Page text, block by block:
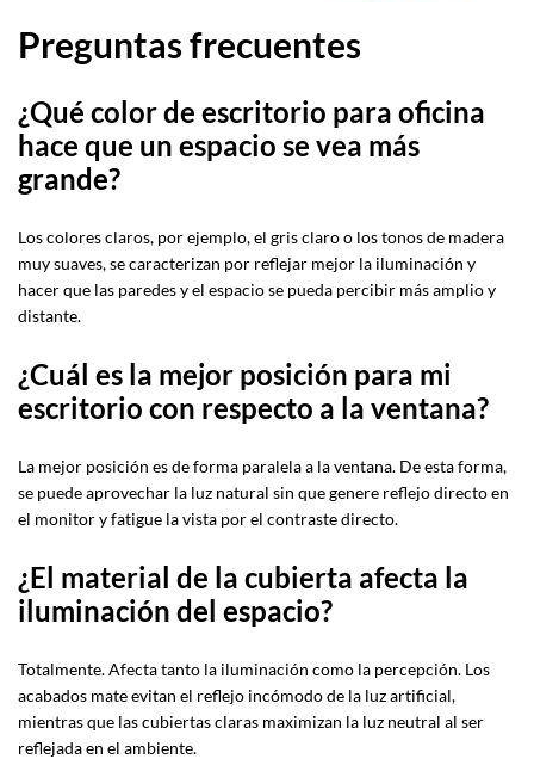
Preguntas frecuentes
¿Qué color de escritorio para oficina
hace que un espacio se vea más
grande?
Los colores claros, por ejemplo, el gris claro o los tonos de madera
muy suaves, se caracterizan por reflejar mejor la iluminación y
hacer que las paredes y el espacio se pueda percibir más amplio y
distante.
¿Cuál es la mejor posición para mi
escritorio con respecto a la ventana?
La mejor posición es de forma paralela a la ventana. De esta forma,
se puede aprovechar la luz natural sin que genere reflejo directo en
el monitor y fatigue la vista por el contraste directo.
¿El material de la cubierta afecta la
iluminación del espacio?
Totalmente. Afecta tanto la iluminación como la percepción. Los
acabados mate evitan el reflejo incómodo de la luz artificial,
mientras que las cubiertas claras maximizan la luz neutral al ser
reflejada en el ambiente.